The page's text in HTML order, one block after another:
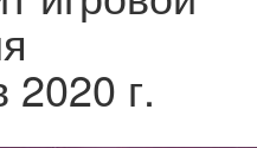
2020 г.